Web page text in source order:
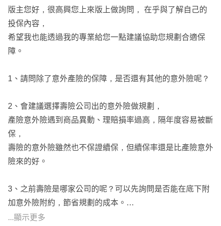
客戶、700多個家庭、#連續7年全公司醫療險件數前10名。
熟悉各家保險公司商品，理賠經驗豐富，在保經公司擔任經
理，兼任個人事務所 負責人，也是布萊恩保險 網站負責
人，#全省皆可服務 ，北中南皆有保戶，各大社團皆有保戶
.
(📌通常要到保險公司應徵核保/理賠才會考這兩張證照。)
可以更精確協助保戶與保險公司核保科/理賠科溝通，為保
戶爭取相關權益。
處理過新生兒黃疸、腦室擴大、三尖瓣逆流、泌尿道感染、
關節發育不良、早期心房收縮、卵圓孔未閉合、多指症、蠶
產低體重、成人三高、B肝、氣喘、甲亢、囊腫、子宮肌
瘤、內膜異位等體況。
版主您好，很高興您上來版上做詢問， 在乎與了解自己的
投保內容，
希望我也能透過我的專業給您一點建議協助您規劃合適保
障。
1、請問除了意外產險的保障，是否還有其他的意外險呢？
2、會建議選擇壽險公司出的意外險做規劃，
產險意外險遇到商品異動、理賠損率過高，隔年度容易被斷
保，
壽險的意外險雖然也不保證續保，但續保率還是比產險意外
險來的好。
3、之前壽險是哪家公司的呢？可以先詢問是否能在底下附
加意外險附約，節省規劃的成本。
而若之前只有投保1家產險意外險的保障，現在需重新規劃
...顯示更多